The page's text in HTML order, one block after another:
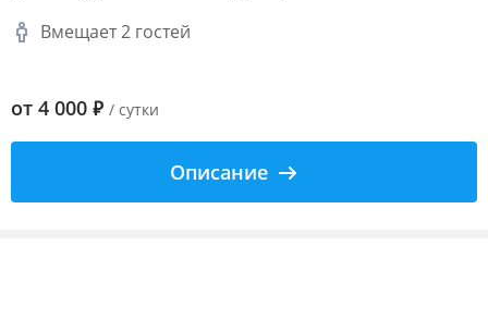
Вмещает 2 гостей
от 4 000 ₽ / сутки
Описание